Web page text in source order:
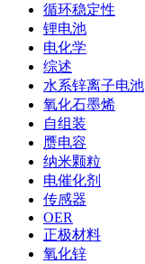
循环稳定性
锂电池
电化学
综述
水系锌离子电池
氧化石墨烯
自组装
赝电容
纳米颗粒
电催化剂
传感器
OER
正极材料
氧化锌